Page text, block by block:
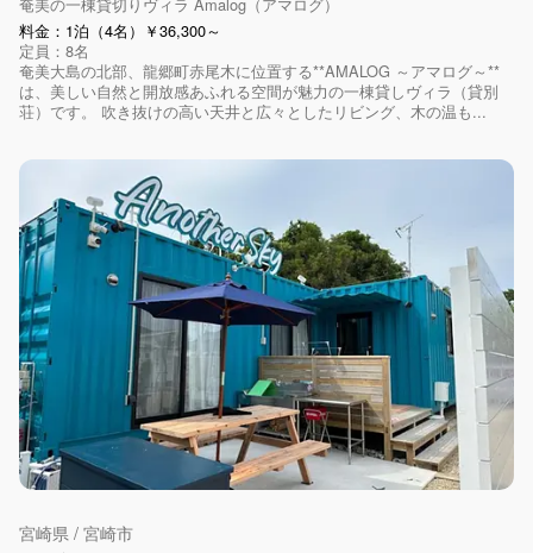
料金：1泊（4名）￥36,300～
定員：8名
奄美大島の北部、龍郷町赤尾木に位置する**AMALOG ～アマログ～**
は、美しい自然と開放感あふれる空間が魅力の一棟貸しヴィラ（貸別
荘）です。 吹き抜けの高い天井と広々としたリビング、木の温も...
宮崎県 / 宮崎市